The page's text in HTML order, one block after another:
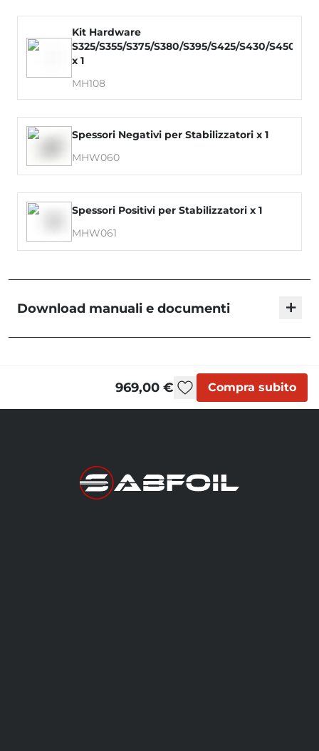
Kit Hardware
S325/S355/S375/S380/S395/S425/S430/S450/
x 1
MH108
Spessori Negativi per Stabilizzatori x 1
MHW060
Spessori Positivi per Stabilizzatori x 1
MHW061
Download manuali e documenti +
969,00 € Compra subito